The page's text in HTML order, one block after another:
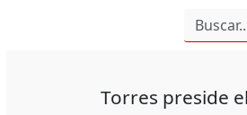
Torres preside